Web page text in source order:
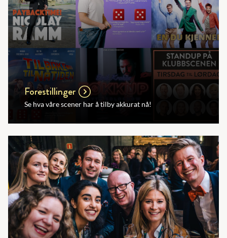
Forestillinger
Se hva våre scener har å tilby akkurat nå!